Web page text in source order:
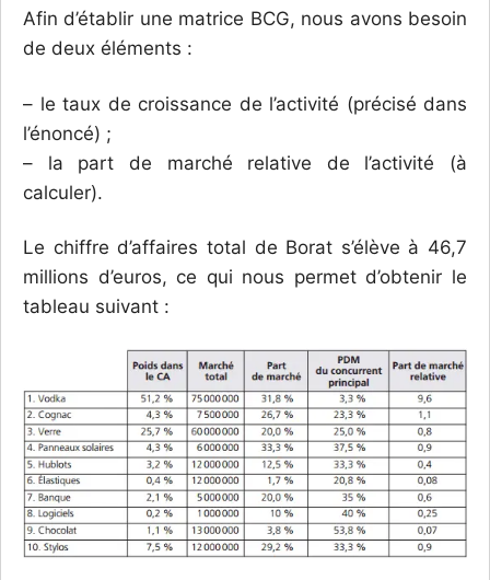
Afin d’établir une matrice BCG, nous avons besoin
de deux éléments :
– le taux de croissance de l’activité (précisé dans
l’énoncé) ;
– la part de marché relative de l’activité (à
calculer).
Le chiffre d’affaires total de Borat s’élève à 46,7
millions d’euros, ce qui nous permet d’obtenir le
tableau suivant :